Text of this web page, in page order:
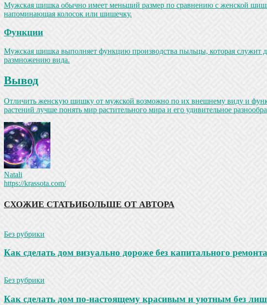
Мужская шишка обычно имеет меньший размер по сравнению с женской
напоминающая колосок или шишечку.
Функции
Мужская шишка выполняет функцию производства пыльцы, которая служит
размножению вида.
Вывод
Отличить женскую шишку от мужской возможно по их внешнему виду и
растений лучше понять мир растительного мира и его удивительное
Natali
https://krassota.com/
СХОЖИЕ СТАТЬИБОЛЬШЕ ОТ АВТОРА
Без рубрики
Как сделать дом визуально дороже без капитального ремонта
Без рубрики
Как сделать дом по-настоящему красивым и уютным без